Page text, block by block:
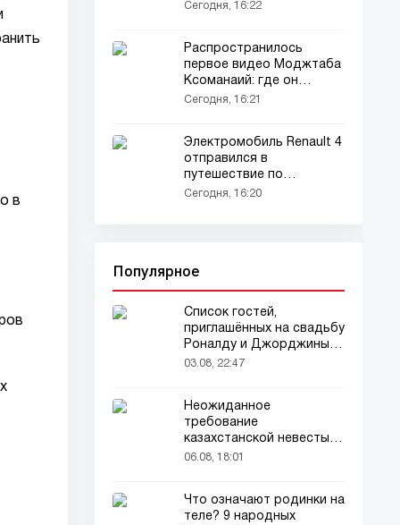
в
виноградника (видео)
Сегодня, 16:22
Распространилось
первое видео Моджтаба
Ксоманаий: где он
находится? (видео)
Сегодня, 16:21
Электромобиль Renault 4
отправился в
путешествие по
Великобритании на
Сегодня, 16:20
Популярное
Список гостей,
приглашённых на свадьбу
Роналду и Джорджины,
вызвал ажиотаж
03.08, 22:47
Неожиданное
требование
казахстанской невесты в
качестве махра удивило
06.08, 18:01
Что означают родинки на
теле? 9 народных